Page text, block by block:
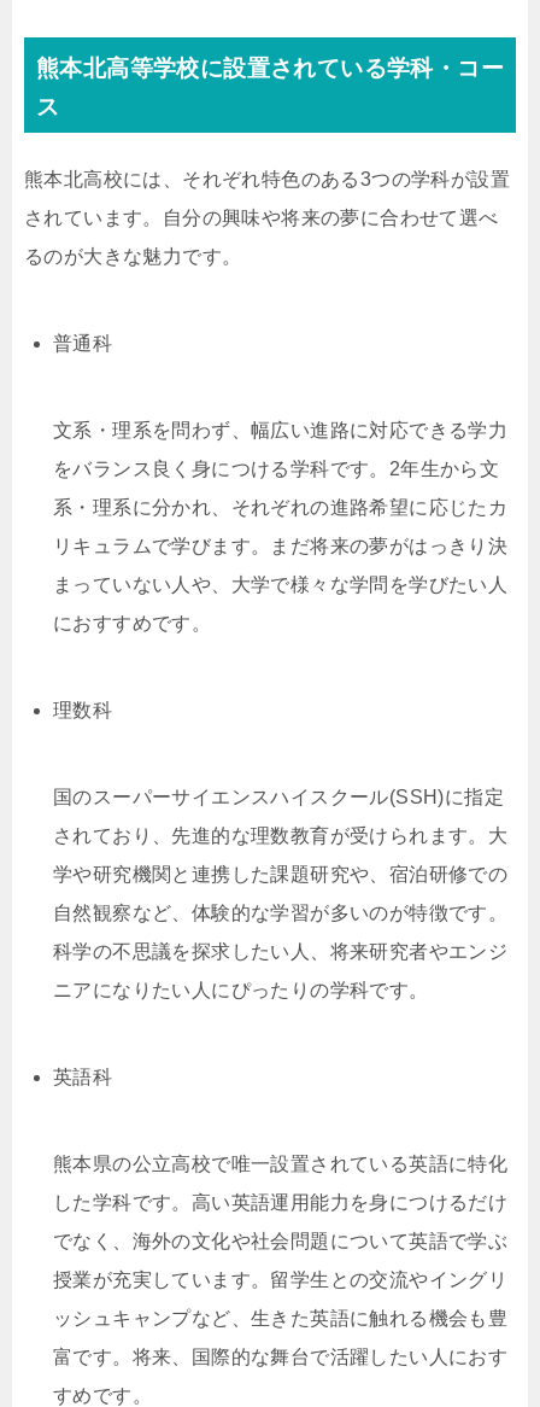
熊本北高等学校に設置されている学科・コー
ス
熊本北高校には、それぞれ特色のある3つの学科が設置
されています。自分の興味や将来の夢に合わせて選べ
るのが大きな魅力です。
普通科
文系・理系を問わず、幅広い進路に対応できる学力
をバランス良く身につける学科です。2年生から文
系・理系に分かれ、それぞれの進路希望に応じたカ
リキュラムで学びます。まだ将来の夢がはっきり決
まっていない人や、大学で様々な学問を学びたい人
におすすめです。
理数科
国のスーパーサイエンスハイスクール(SSH)に指定
されており、先進的な理数教育が受けられます。大
学や研究機関と連携した課題研究や、宿泊研修での
自然観察など、体験的な学習が多いのが特徴です。
科学の不思議を探求したい人、将来研究者やエンジ
ニアになりたい人にぴったりの学科です。
英語科
熊本県の公立高校で唯一設置されている英語に特化
した学科です。高い英語運用能力を身につけるだけ
でなく、海外の文化や社会問題について英語で学ぶ
授業が充実しています。留学生との交流やイングリ
ッシュキャンプなど、生きた英語に触れる機会も豊
富です。将来、国際的な舞台で活躍したい人におす
すめです。